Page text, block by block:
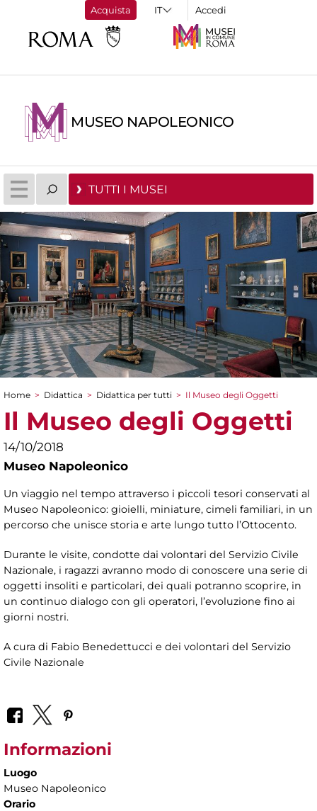
Acquista Accedi
MUSEO NAPOLEONICO
TUTTI I MUSEI
Tu sei qui
Home > Didattica > Didattica per tutti > Il Museo degli Oggetti
Il Museo degli Oggetti
14/10/2018
Museo Napoleonico
Un viaggio nel tempo attraverso i piccoli tesori conservati al
Museo Napoleonico: gioielli, miniature, cimeli familiari, in un
percorso che unisce storia e arte lungo tutto l’Ottocento.
Durante le visite, condotte dai volontari del Servizio Civile
Nazionale, i ragazzi avranno modo di conoscere una serie di
oggetti insoliti e particolari, dei quali potranno scoprire, in
un continuo dialogo con gli operatori, l’evoluzione fino ai
giorni nostri.
A cura di Fabio Benedettucci e dei volontari del Servizio
Civile Nazionale
Informazioni
Luogo
Museo Napoleonico
Orario